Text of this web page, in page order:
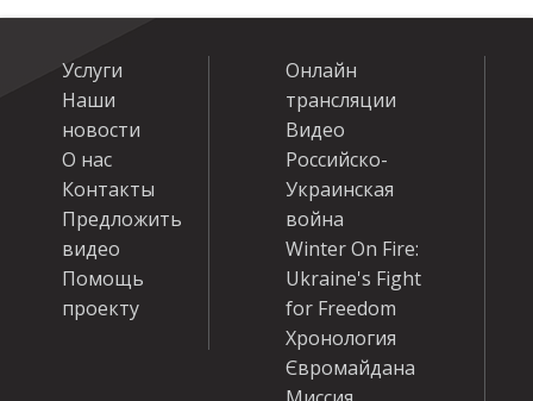
Услуги
Наши
новости
О нас
Контакты
Предложить
видео
Помощь
проекту
Онлайн
трансляции
Видео
Российско-
Украинская
война
Winter On Fire:
Ukraine's Fight
for Freedom
Хронология
Євромайдана